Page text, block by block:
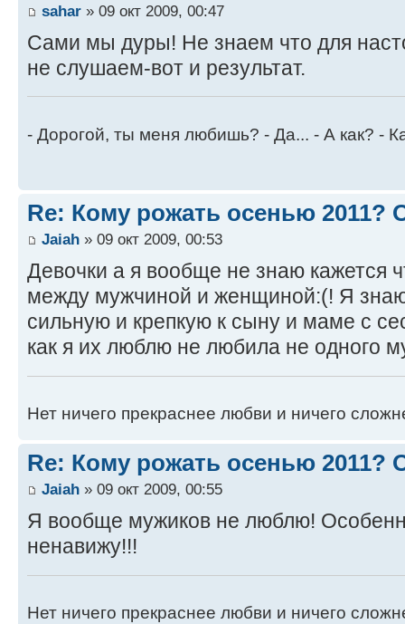
sahar » 09 окт 2009, 00:47
Сами мы дуры! Не знаем что для
не слушаем-вот и результат.
- Дорогой, ты меня любишь? - Да... - А как? -
Re: Кому рожать осенью 2011?
Jaiah » 09 окт 2009, 00:53
Девочки а я вообще не знаю кажется
между мужчиной и женщиной:(! Я
сильную и крепкую к сыну и маме с
как я их люблю не любила не одного
Нет ничего прекраснее любви и ничего
Re: Кому рожать осенью 2011?
Jaiah » 09 окт 2009, 00:55
Я вообще мужиков не люблю!
ненавижу!!!
Нет ничего прекраснее любви и ничего